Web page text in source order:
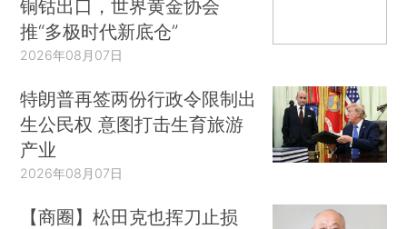
铜钴出口，世界黄金协会
推“多极时代新底仓”
2026年08月07日
特朗普再签两份行政令限制出
生公民权 意图打击生育旅游
产业
2026年08月07日
【商圈】松田克也挥刀止损